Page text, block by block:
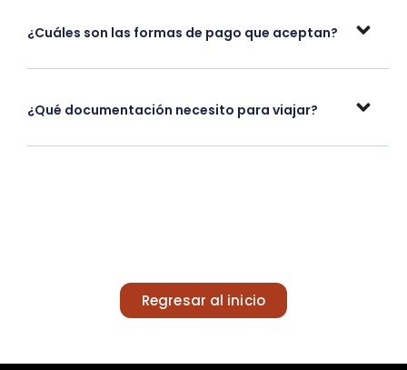
¿Cuáles son las formas de pago que aceptan?
¿Qué documentación necesito para viajar?
Regresar al inicio